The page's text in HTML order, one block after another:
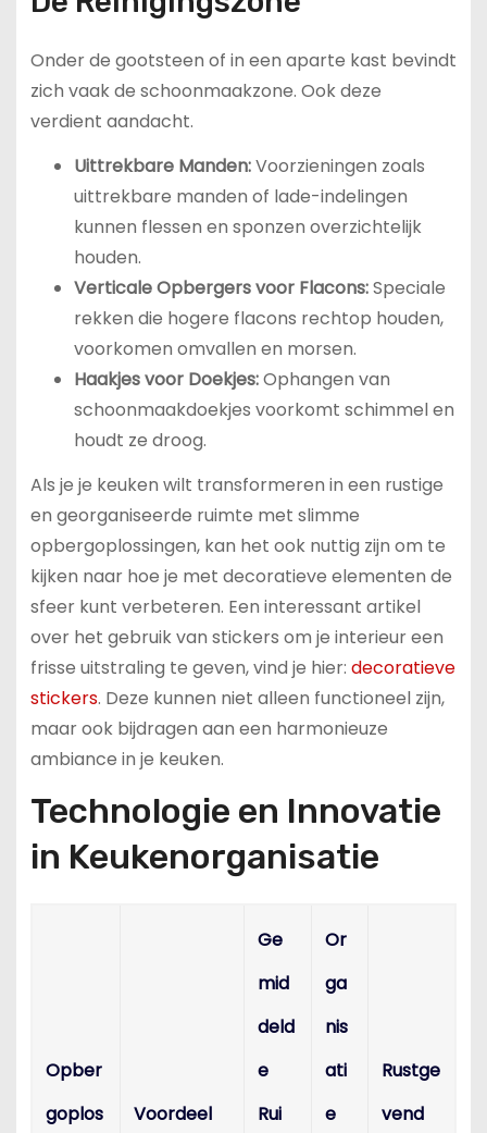
Onder de gootsteen of in een aparte kast bevindt
zich vaak de schoonmaakzone. Ook deze
verdient aandacht.
Uittrekbare Manden:Voorzieningen zoals
uittrekbare manden of lade-indelingen
kunnen flessen en sponzen overzichtelijk
houden.
Verticale Opbergers voor Flacons:Speciale
rekken die hogere flacons rechtop houden,
voorkomen omvallen en morsen.
Haakjes voor Doekjes:Ophangen van
schoonmaakdoekjes voorkomt schimmel en
houdt ze droog.
Als je je keuken wilt transformeren in een rustige
en georganiseerde ruimte met slimme
opbergoplossingen, kan het ook nuttig zijn om te
kijken naar hoe je met decoratieve elementen de
sfeer kunt verbeteren. Een interessant artikel
over het gebruik van stickers om je interieur een
frisse uitstraling te geven, vind je hier: decoratieve
stickers. Deze kunnen niet alleen functioneel zijn,
maar ook bijdragen aan een harmonieuze
ambiance in je keuken.
Technologie en Innovatie
in Keukenorganisatie
Opber
goplos
Voordeel
Ge
mid
deld
e
Rui
Or
ga
nis
ati
e
Rustge
vend